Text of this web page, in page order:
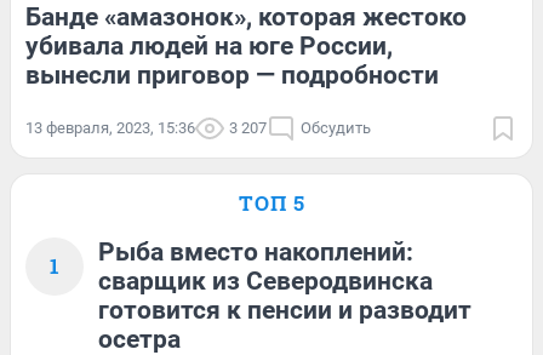
Банде «амазонок», которая жестоко
убивала людей на юге России,
вынесли приговор — подробности
13 февраля, 2023, 15:36 3 207 Обсудить
ТОП 5
1
Рыба вместо накоплений:
сварщик из Северодвинска
готовится к пенсии и разводит
осетра